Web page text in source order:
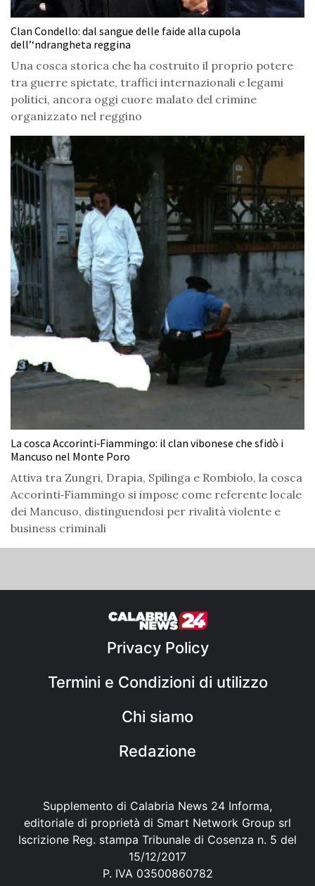
Clan Condello: dal sangue delle faide alla cupola
dell’‘ndrangheta reggina
Una cosca storica che ha costruito il proprio potere
tra guerre spietate, traffici internazionali e legami
politici, ancora oggi cuore malato del crimine
organizzato nel reggino
La cosca Accorinti‑Fiammingo: il clan vibonese che sfidò i
Mancuso nel Monte Poro
Attiva tra Zungri, Drapia, Spilinga e Rombiolo, la cosca
Accorinti‑Fiammingo si impose come referente locale
dei Mancuso, distinguendosi per rivalità violente e
business criminali
Privacy Policy
Termini e Condizioni di utilizzo
Chi siamo
Redazione
Supplemento di Calabria News 24 Informa,
editoriale di proprietà di Smart Network Group srl
Iscrizione Reg. stampa Tribunale di Cosenza n. 5 del
15/12/2017
P. IVA 03500860782